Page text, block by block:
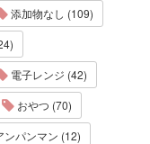
添加物なし (109)
電子レンジ (42)
おやつ (70)
ンパンマン (12)